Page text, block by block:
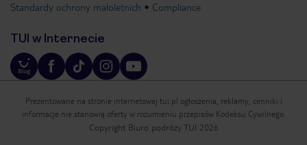
Standardy ochrony małoletnich
Compliance
TUI w Internecie
Prezentowane na stronie internetowej tui.pl ogłoszenia, reklamy, cenniki i
informacje nie stanowią oferty w rozumieniu przepisów Kodeksu Cywilnego.
Copyright Biuro podróży TUI 2026